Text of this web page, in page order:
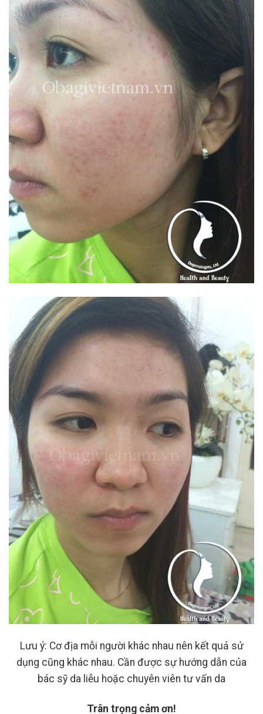
Lưu ý: Cơ địa mỗi người khác nhau nên kết quả sử
dụng cũng khác nhau. Cần được sự hướng dẫn của
bác sỹ da liễu hoặc chuyên viên tư vấn da
Trân trọng cảm ơn!